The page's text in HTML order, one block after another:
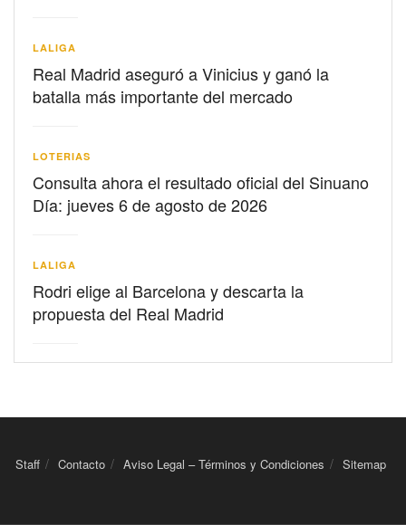
LALIGA
Real Madrid aseguró a Vinicius y ganó la
batalla más importante del mercado
LOTERIAS
Consulta ahora el resultado oficial del Sinuano
Día: jueves 6 de agosto de 2026
LALIGA
Rodri elige al Barcelona y descarta la
propuesta del Real Madrid
Staff Contacto Aviso Legal – Términos y Condiciones Sitemap